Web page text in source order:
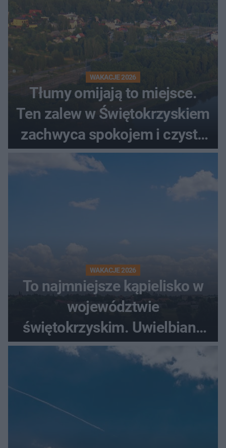
WAKACJE 2026
Tłumy omijają to miejsce.
Ten zalew w Świętokrzyskiem
zachwyca spokojem i czystą
wodą
WAKACJE 2026
To najmniejsze kąpielisko w
województwie
świętokrzyskim. Uwielbiany
przez wędkarzy i turystów